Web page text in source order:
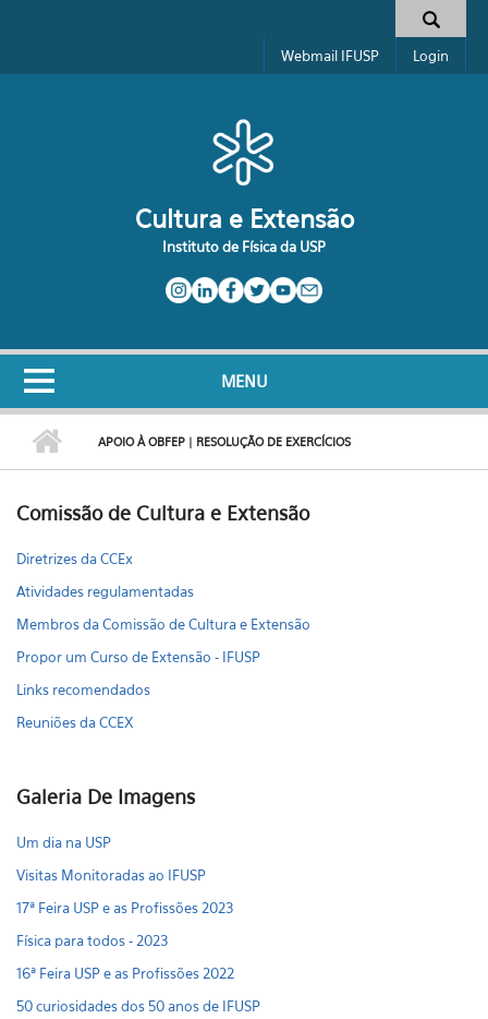
Formulário de busca
Webmail IFUSP Login
Cultura e Extensão
Instituto de Física da USP
MENU
APOIO À OBFEP | RESOLUÇÃO DE EXERCÍCIOS
Comissão de Cultura e Extensão
Diretrizes da CCEx
Atividades regulamentadas
Membros da Comissão de Cultura e Extensão
Propor um Curso de Extensão - IFUSP
Links recomendados
Reuniões da CCEX
Galeria De Imagens
Um dia na USP
Visitas Monitoradas ao IFUSP
17ª Feira USP e as Profissões 2023
Física para todos - 2023
16ª Feira USP e as Profissões 2022
50 curiosidades dos 50 anos de IFUSP